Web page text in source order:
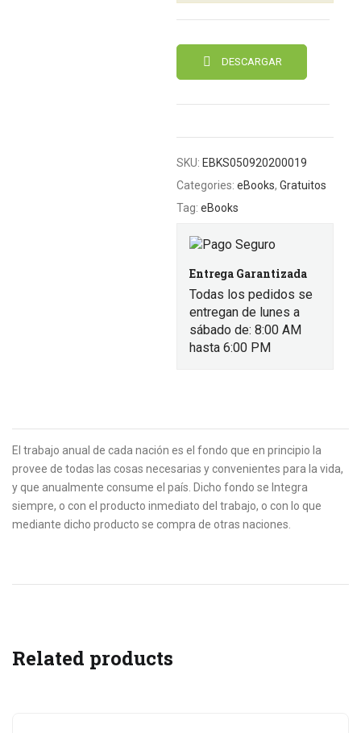
DESCARGAR
SKU: EBKS050920200019
Categories: eBooks, Gratuitos
Tag: eBooks
Entrega Garantizada
Todas los pedidos se
entregan de lunes a
sábado de: 8:00 AM
hasta 6:00 PM
El trabajo anual de cada nación es el fondo que en principio la
provee de todas las cosas necesarias y convenientes para la vida,
y que anualmente consume el país. Dicho fondo se Integra
siempre, o con el producto inmediato del trabajo, o con lo que
mediante dicho producto se compra de otras naciones.
Related products